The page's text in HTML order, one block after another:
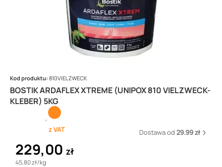
BOSTIK ARDAFLEX XTREME (UNIPOX 810 VIELZWECK-
KLEBER) 5KG
Kod produktu: 810VIELZWECK
z VAT Dostawa od 29.99 zł
229,00 zł
45,80 zł/kg